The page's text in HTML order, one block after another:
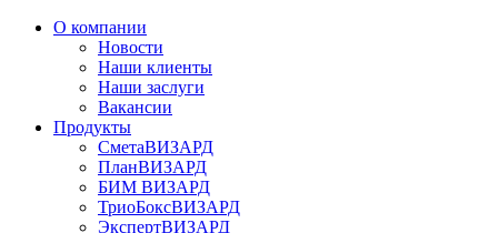
О компании
Новости
Наши клиенты
Наши заслуги
Вакансии
Продукты
СметаВИЗАРД
ПланВИЗАРД
БИМ ВИЗАРД
ТриоБоксВИЗАРД
ЭкспертВИЗАРД